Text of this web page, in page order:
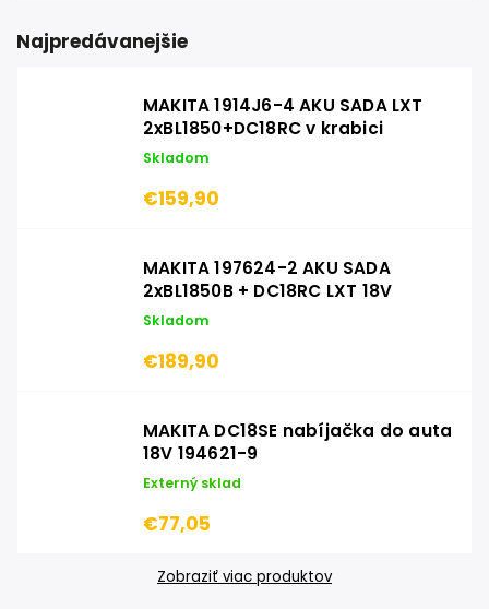
Najpredávanejšie
MAKITA 1914J6-4 AKU SADA LXT
2xBL1850+DC18RC v krabici
Skladom
€159,90
MAKITA 197624-2 AKU SADA
2xBL1850B + DC18RC LXT 18V
Skladom
€189,90
MAKITA DC18SE nabíjačka do auta
18V 194621-9
Externý sklad
€77,05
Zobraziť viac produktov